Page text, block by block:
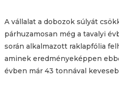
A vállalat a dobozok súlyát
párhuzamosan még a tavalyi
során alkalmazott raklapfólia
aminek eredményeképpen
évben már 43 tonnával